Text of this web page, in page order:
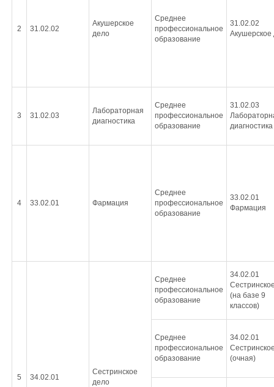
2 31.02.02
Акушерское
дело
Среднее
профессиональное
образование
31.02.02
Акушерское
3 31.02.03
Лабораторная
диагностика
Среднее
профессиональное
образование
31.02.03
диагностика
4 33.02.01 Фармация
Среднее
профессиональное
образование
33.02.01
Фармация
5 34.02.01
Сестринское
дело
Среднее
профессиональное
образование
34.02.01
(на базе 9
классов)
Среднее
профессиональное
образование
34.02.01
(очная)